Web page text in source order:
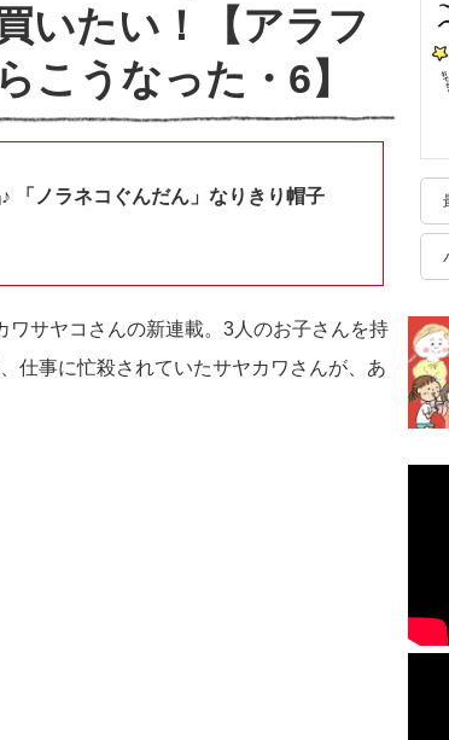
いたい！【アラフ
こうなった・6】
「ノラネコぐんだん」なりきり帽子
サヤコさんの新連載。3人のお子さんを持
仕事に忙殺されていたサヤカワさんが、あ